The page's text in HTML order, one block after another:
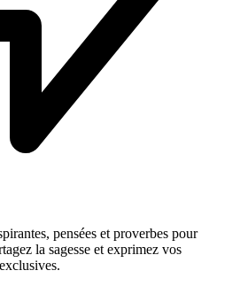
pensées et proverbes pour
la sagesse et exprimez vos